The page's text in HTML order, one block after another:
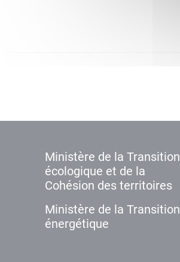
Ministère de la Transition
écologique et de la
Cohésion des territoires
Ministère de la Transition
énergétique